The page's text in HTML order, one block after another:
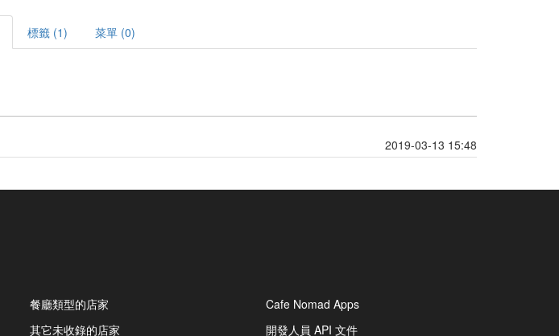
標籤 (1) 菜單 (0)
2019-03-13 15:48
餐廳類型的店家
其它未收錄的店家
Cafe Nomad Apps
開發人員 API 文件